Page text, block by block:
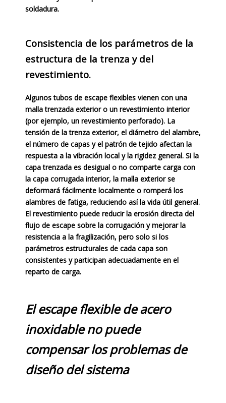
soldadura.
Consistencia de los parámetros de la
estructura de la trenza y del
revestimiento.
Algunos tubos de escape flexibles vienen con una
malla trenzada exterior o un revestimiento interior
(por ejemplo, un revestimiento perforado). La
tensión de la trenza exterior, el diámetro del alambre,
el número de capas y el patrón de tejido afectan la
respuesta a la vibración local y la rigidez general. Si la
capa trenzada es desigual o no comparte carga con
la capa corrugada interior, la malla exterior se
deformará fácilmente localmente o romperá los
alambres de fatiga, reduciendo así la vida útil general.
El revestimiento puede reducir la erosión directa del
flujo de escape sobre la corrugación y mejorar la
resistencia a la fragilización, pero solo si los
parámetros estructurales de cada capa son
consistentes y participan adecuadamente en el
reparto de carga.
El escape flexible de acero
inoxidable no puede
compensar los problemas de
diseño del sistema